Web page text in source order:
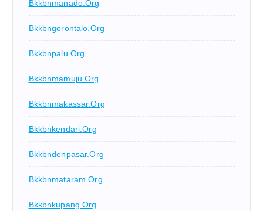
Bkkbnmanado.org
Bkkbngorontalo.org
Bkkbnpalu.org
Bkkbnmamuju.org
Bkkbnmakassar.org
Bkkbnkendari.org
Bkkbndenpasar.org
Bkkbnmataram.org
Bkkbnkupang.org